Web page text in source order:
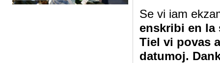
Se vi iam
enskribi en la
Tiel vi povas
datumoj.